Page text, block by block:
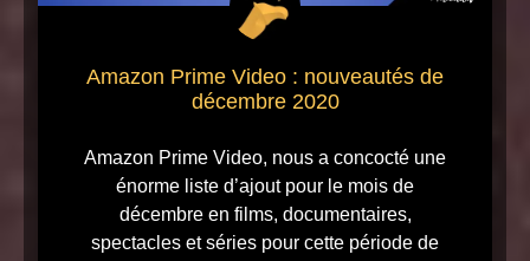
Amazon Prime Video : nouveautés de
décembre 2020
Amazon Prime Video, nous a concocté une
énorme liste d’ajout pour le mois de
décembre en films, documentaires,
spectacles et séries pour cette période de